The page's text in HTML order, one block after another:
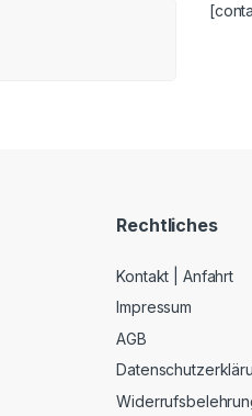
Rechtliches
Kontakt | Anfahrt
Impressum
AGB